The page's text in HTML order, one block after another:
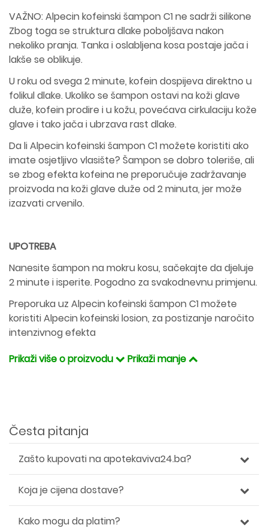
VAŽNO: Alpecin kofeinski šampon C1 ne sadrži silikone
Zbog toga se struktura dlake poboljšava nakon
nekoliko pranja. Tanka i oslabljena kosa postaje jača i
lakše se oblikuje.
U roku od svega 2 minute, kofein dospijeva direktno u
folikul dlake. Ukoliko se šampon ostavi na koži glave
duže, kofein prodire i u kožu, povećava cirkulaciju kože
glave i tako jača i ubrzava rast dlake.
Da li Alpecin kofeinski šampon C1 možete koristiti ako
imate osjetljivo vlasište? Šampon se dobro toleriše, ali
se zbog efekta kofeina ne preporučuje zadržavanje
proizvoda na koži glave duže od 2 minuta, jer može
izazvati crvenilo.
UPOTREBA
Nanesite šampon na mokru kosu, sačekajte da djeluje
2 minute i isperite. Pogodno za svakodnevnu primjenu.
Preporuka uz Alpecin kofeinski šampon C1 možete
koristiti Alpecin kofeinski losion, za postizanje naročito
intenzivnog efekta
Prikaži više o proizvodu
Prikaži manje
Česta pitanja
Zašto kupovati na apotekaviva24.ba?
Koja je cijena dostave?
Kako mogu da platim?